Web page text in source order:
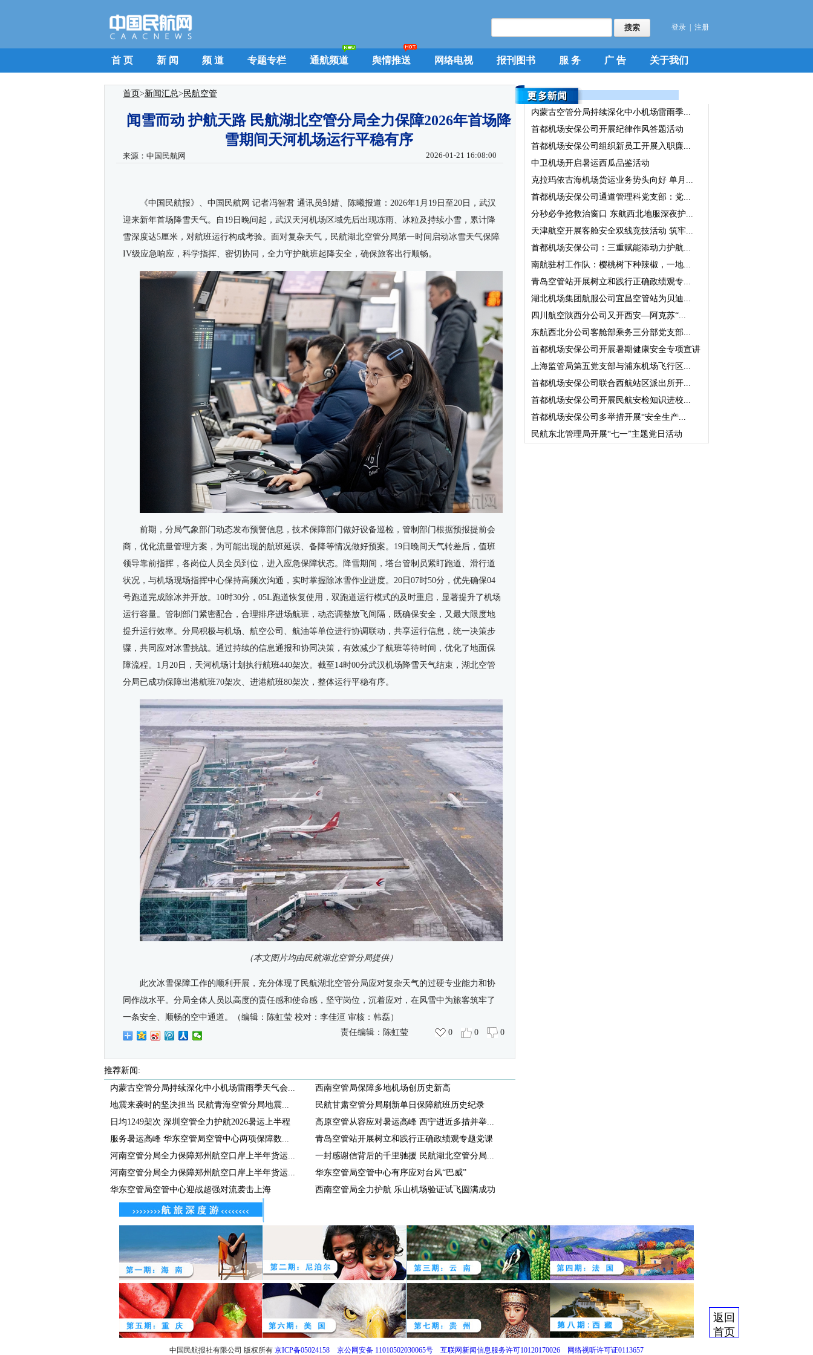
登录 注册
首 页 新 闻 频 道 专题专栏 通航频道 舆情推送 网络电视 报刊图书 服 务 广 告 关于我们
首页>新闻汇总> 民航空管
闻雪而动 护航天路 民航湖北空管分局全力保障2026年首场降
雪期间天河机场运行平稳有序
来源： 中国民航网 2026-01-21 16:08:00
《中国民航报》、中国民航网 记者冯智君 通讯员邹婧、陈曦报道： 2026年1 月 19 日至20 日，武汉
迎来新年首场降雪天气。自 19 日晚间起，武汉天河机场区域先后出现冻雨、冰粒及持续小雪，累计降
雪深度达5厘米，对航班运行构成考验。面对复杂天气，民航湖北空管分局第一时间启动冰雪天气保障
IV级应急响应，科学指挥、密切协同，全力守护航班起降安全，确保旅客出行顺畅。
前期，分局气象部门动态发布预警信息，技术保障部门做好设备巡检，管制部门根据预报提前会
商，优化流量管理方案，为可能出现的航班延误、备降等情况做好预案。 19 日晚间天气转差后，值班
领导靠前指挥，各岗位人员全员到位，进入应急保障状态。降雪期间，塔台管制员紧盯跑道、滑行道
状况，与机场现场指挥中心保持高频次沟通，实时掌握除冰雪作业进度。 20 日 07时50分，优先确保04
号跑道完成除冰并开放。 10时30分， 05L跑道恢复使用，双跑道运行模式的及时重启，显著提升了机场
运行容量。管制部门紧密配合，合理排序进场航班，动态调整放飞间隔，既确保安全，又最大限度地
提升运行效率。分局积极与机场、航空公司、航油等单位进行协调联动，共享运行信息，统一决策步
骤，共同应对冰雪挑战。通过持续的信息通报和协同决策，有效减少了航班等待时间，优化了地面保
障流程。 1 月 20 日，天河机场计划执行航班440架次。截至 14时00分武汉机场降雪天气结束，湖北空管
分局已成功保障出港航班70架次、进港航班80架次，整体运行平稳有序。
（本文图片均由民航湖北空管分局提供）
此次冰雪保障工作的顺利开展，充分体现了民航湖北空管分局应对复杂天气的过硬专业能力和协
同作战水平。分局全体人员以高度的责任感和使命感，坚守岗位，沉着应对，在风雪中为旅客筑牢了
一条安全、顺畅的空中通道。
（编辑 ：陈虹莹 校对： 李佳洹 审核 ： 韩磊）
责任编辑： 陈虹莹 0 0 0
推荐新闻:
内蒙古空管分局持续深化中小机场雷雨季天气会...
地震来袭时的坚决担当 民航青海空管分局地震...
日均1249架次 深圳空管全力护航2026暑运上半程
服务暑运高峰 华东空管局空管中心两项保障数...
河南空管分局全力保障郑州航空口岸上半年货运...
河南空管分局全力保障郑州航空口岸上半年货运...
华东空管局空管中心迎战超强对流袭击上海
西南空管局保障多地机场创历史新高
民航甘肃空管分局刷新单日保障航班历史纪录
高原空管从容应对暑运高峰 西宁进近多措并举...
青岛空管站开展树立和践行正确政绩观专题党课
一封感谢信背后的千里驰援 民航湖北空管分局...
华东空管局空管中心有序应对台风“巴威”
西南空管局全力护航 乐山机场验证试飞圆满成功
内蒙古空管分局持续深化中小机场雷雨季...
首都机场安保公司开展纪律作风答题活动
首都机场安保公司组织新员工开展入职廉...
中卫机场开启暑运西瓜品鉴活动
克拉玛依古海机场货运业务势头向好 单月...
首都机场安保公司通道管理科党支部：党...
分秒必争抢救治窗口 东航西北地服深夜护...
天津航空开展客舱安全双线竞技活动 筑牢...
首都机场安保公司：三重赋能添动力护航...
南航驻村工作队：樱桃树下种辣椒，一地...
青岛空管站开展树立和践行正确政绩观专...
湖北机场集团航服公司宜昌空管站为贝迪...
四川航空陕西分公司又开西安—阿克苏“...
东航西北分公司客舱部乘务三分部党支部...
首都机场安保公司开展暑期健康安全专项宣讲
上海监管局第五党支部与浦东机场飞行区...
首都机场安保公司联合西航站区派出所开...
首都机场安保公司开展民航安检知识进校...
首都机场安保公司多举措开展“安全生产...
民航东北管理局开展“七一”主题党日活动
返回
首页
中国民航报社有限公司 版权所有 京ICP备05024158 京公网安备 11010502030065号 互联网新闻信息服务许可10120170026 网络视听许可证0113657